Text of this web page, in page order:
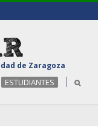
de Zaragoza
ESTUDIANTES